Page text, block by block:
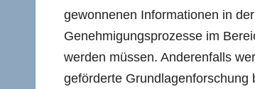
gewonnenen Informationen in
Genehmigungsprozesse im
werden müssen. Anderenfalls
geförderte Grundlagenforschung